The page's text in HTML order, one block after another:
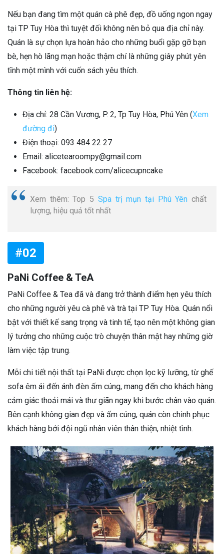
Nếu bạn đang tìm một quán cà phê đẹp, đồ uống ngon ngay
tại TP Tuy Hòa thì tuyệt đối không nên bỏ qua địa chỉ này.
Quán là sự chọn lựa hoàn hảo cho những buổi gặp gỡ bạn
bè, hẹn hò lãng mạn hoặc thậm chí là những giây phút yên
tĩnh một mình với cuốn sách yêu thích.
Thông tin liên hệ:
Địa chỉ: 28 Cần Vương, P. 2, Tp Tuy Hòa, Phú Yên (Xem
đường đi)
Điện thoại: 093 484 22 27
Email: alicetearoompy@gmail.com
Facebook: facebook.com/alicecupncake
Xem thêm: Top 5 Spa trị mụn tại Phú Yên chất
lượng, hiệu quả tốt nhất
#02
PaNi Coffee & TeA
PaNi Coffee & Tea đã và đang trở thành điểm hẹn yêu thích
cho những người yêu cà phê và trà tại TP Tuy Hòa. Quán nổi
bật với thiết kế sang trọng và tinh tế, tạo nên một không gian
lý tưởng cho những cuộc trò chuyện thân mật hay những giờ
làm việc tập trung.
Mỗi chi tiết nội thất tại PaNi được chọn lọc kỹ lưỡng, từ ghế
sofa êm ái đến ánh đèn ấm cúng, mang đến cho khách hàng
cảm giác thoải mái và thư giãn ngay khi bước chân vào quán.
Bên cạnh không gian đẹp và ấm cúng, quán còn chinh phục
khách hàng bởi đội ngũ nhân viên thân thiện, nhiệt tình.